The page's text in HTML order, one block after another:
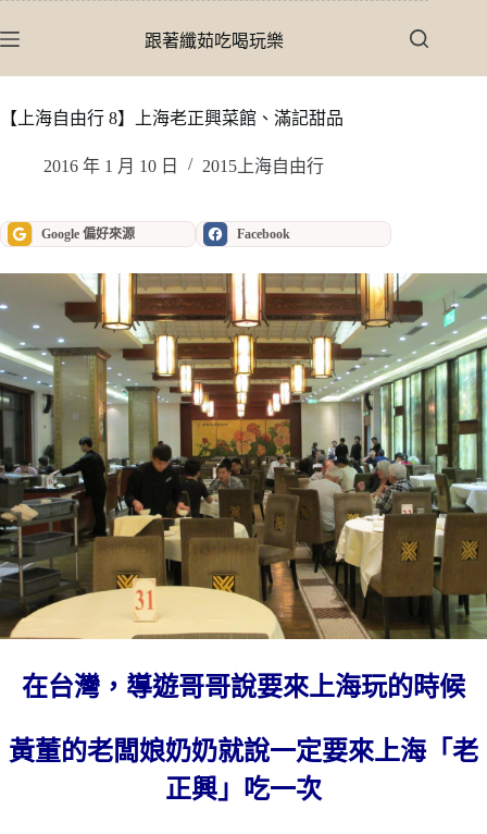
至
內
跟著纖茹吃喝玩樂
【上海自由行 8】上海老正興菜館、滿記甜品
2016 年 1 月 10 日 2015上海自由行
Google 偏好來源 Facebook
在台灣，導遊哥哥說要來上海玩的時候
黃董的老闆娘奶奶就說一定要來上海「老
正興」吃一次